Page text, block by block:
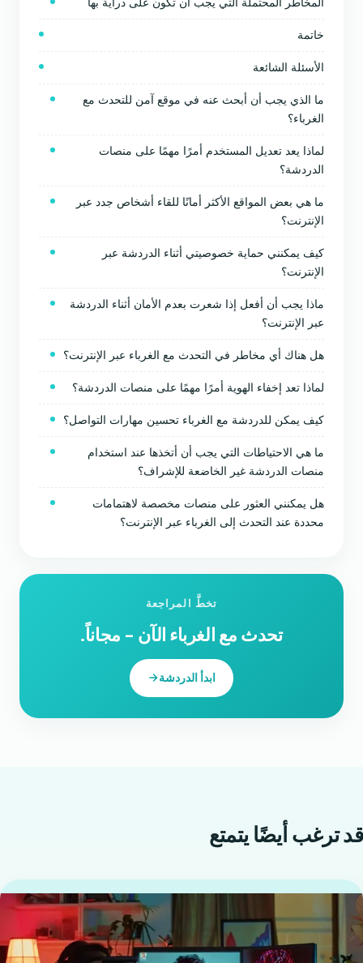
خاتمة
الأسئلة الشائعة
ما الذي يجب أن أبحث عنه في موقع آمن للتحدث مع
الغرباء؟
لماذا يعد تعديل المستخدم أمرًا مهمًا على منصات
الدردشة؟
ما هي بعض المواقع الأكثر أمانًا للقاء أشخاص جدد عبر
الإنترنت؟
كيف يمكنني حماية خصوصيتي أثناء الدردشة عبر
الإنترنت؟
ماذا يجب أن أفعل إذا شعرت بعدم الأمان أثناء الدردشة
عبر الإنترنت؟
هل هناك أي مخاطر في التحدث مع الغرباء عبر الإنترنت؟
لماذا تعد إخفاء الهوية أمرًا مهمًا على منصات الدردشة؟
كيف يمكن للدردشة مع الغرباء تحسين مهارات التواصل؟
ما هي الاحتياطات التي يجب أن أتخذها عند استخدام
منصات الدردشة غير الخاضعة للإشراف؟
هل يمكنني العثور على منصات مخصصة لاهتمامات
محددة عند التحدث إلى الغرباء عبر الإنترنت؟
تخطَّ المراجعة
تحدث مع الغرباء الآن - مجاناً.
ابدأ الدردشة
قد ترغب أيضًا يتمتع